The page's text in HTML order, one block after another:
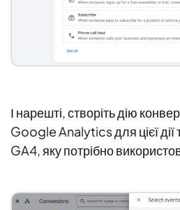
І нарешті, створіть дію
Google Analytics для цієї
GA4, яку потрібно